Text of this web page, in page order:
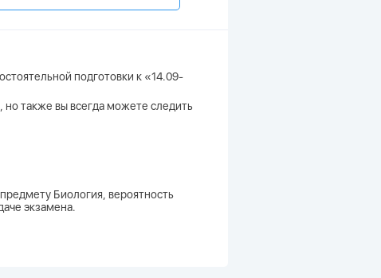
подготовки к «14.09-
но также вы всегда можете следить
Биология, вероятность
экзамена.